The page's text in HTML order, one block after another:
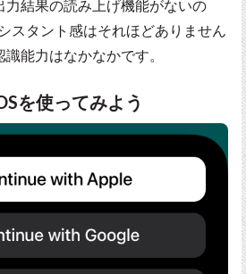
力結果の読み上げ機能がないの
スタント感はそれほどありません
能力はなかなかです。
を使ってみよう